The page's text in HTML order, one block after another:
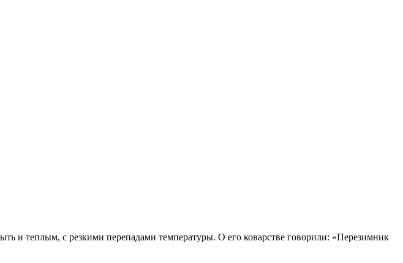
и теплым, с резкими перепадами температуры. О его коварстве говорили: «Перезимник